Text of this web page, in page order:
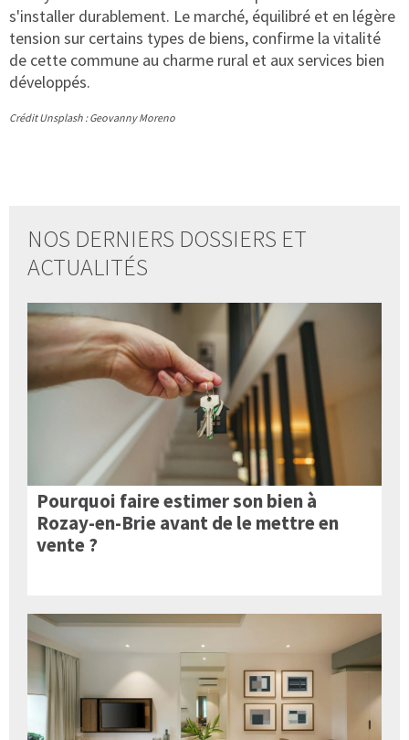
s'installer durablement. Le marché, équilibré et en légère
tension sur certains types de biens, confirme la vitalité
de cette commune au charme rural et aux services bien
développés.
Crédit Unsplash :Geovanny Moreno
NOS DERNIERS DOSSIERS ET
ACTUALITÉS
Pourquoi faire estimer son bien à
Rozay-en-Brie avant de le mettre en
vente ?